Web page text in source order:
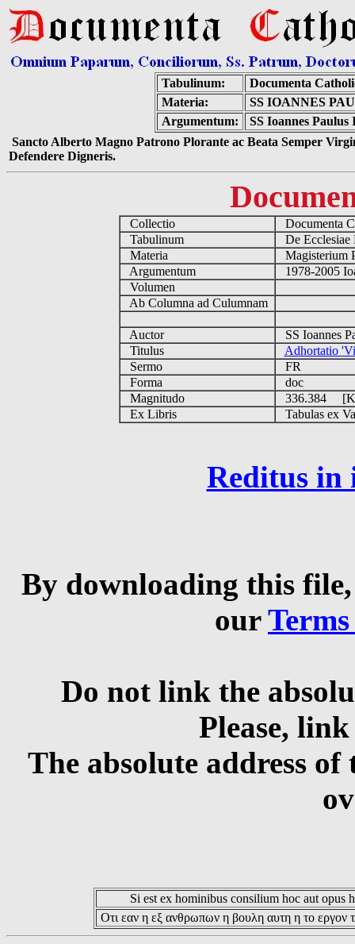
Tabulinum:
Documenta
Materia:
SS IOANNES
Argumentum:
SS Ioannes
Sancto Alberto Magno Patrono Plorante ac Beata Semper
Defendere Digneris.
Collectio
Documenta
Tabulinum
De
Materia
Magisterium
Argumentum
1978-2005
Volumen
Ab Columna ad Culumnam
Auctor
SS Ioannes
Titulus
Adhortatio
Sermo
FR
Forma
doc
Magnitudo
336.384
Ex Libris
Tabulas ex
Reditus in
By downloading this
our
Do not link the
Please,
The absolute address
Si est ex hominibus consilium hoc aut opus
Οτι εαν η εξ ανθρωπων η βουλη αυτη η το εργον